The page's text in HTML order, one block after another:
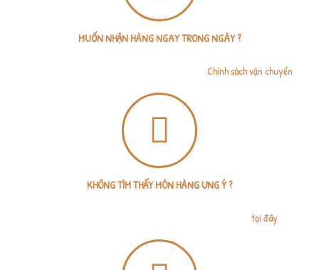
MUỐN NHẬN HÀNG NGAY TRONG NGÀY ?
Chính sách vận chuyển
KHÔNG TÌM THẤY MÓN HÀNG ƯNG Ý ?
tại đây